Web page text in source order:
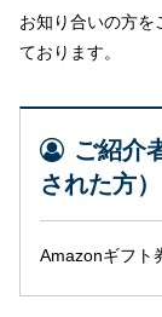
お知り合いの方を
ております。
ご紹介
された方）
Amazonギフト